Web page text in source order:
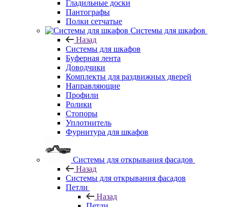
Гладильные доски
Пантографы
Полки сетчатые
Системы для шкафов
Назад
Системы для шкафов
Буферная лента
Доводчики
Комплекты для раздвижных дверей
Направляющие
Профили
Ролики
Стопоры
Уплотнитель
Фурнитура для шкафов
Системы для открывания фасадов
Назад
Системы для открывания фасадов
Петли
Назад